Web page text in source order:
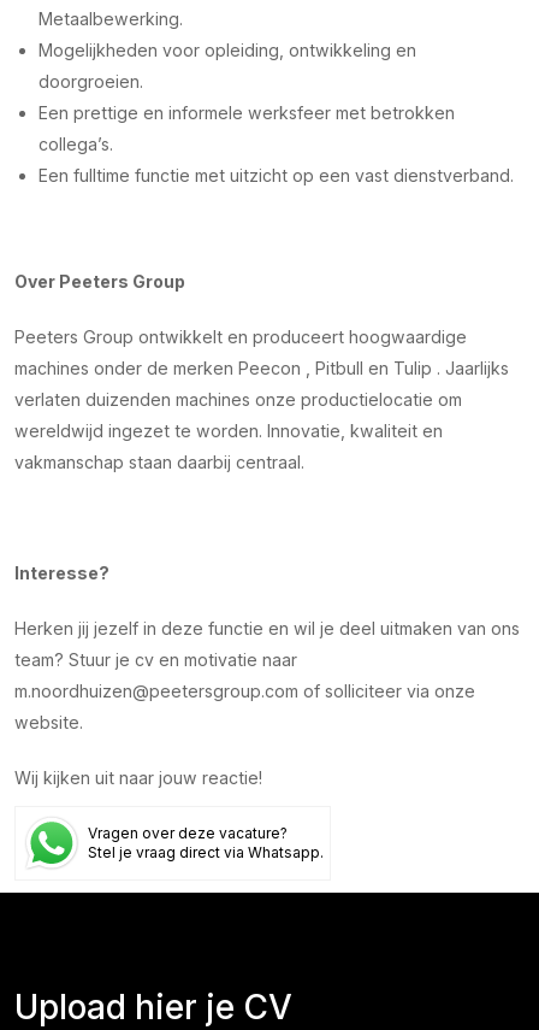
Metaalbewerking.
Mogelijkheden voor opleiding, ontwikkeling en
doorgroeien.
Een prettige en informele werksfeer met betrokken
collega’s.
Een fulltime functie met uitzicht op een vast dienstverband.
Over Peeters Group
Peeters Group ontwikkelt en produceert hoogwaardige
machines onder de merken Peecon , Pitbull en Tulip . Jaarlijks
verlaten duizenden machines onze productielocatie om
wereldwijd ingezet te worden. Innovatie, kwaliteit en
vakmanschap staan daarbij centraal.
Interesse?
Herken jij jezelf in deze functie en wil je deel uitmaken van ons
team? Stuur je cv en motivatie naar
m.noordhuizen@peetersgroup.com of solliciteer via onze
website.
Wij kijken uit naar jouw reactie!
Vragen over deze vacature?
Stel je vraag direct via Whatsapp.
Upload hier je CV